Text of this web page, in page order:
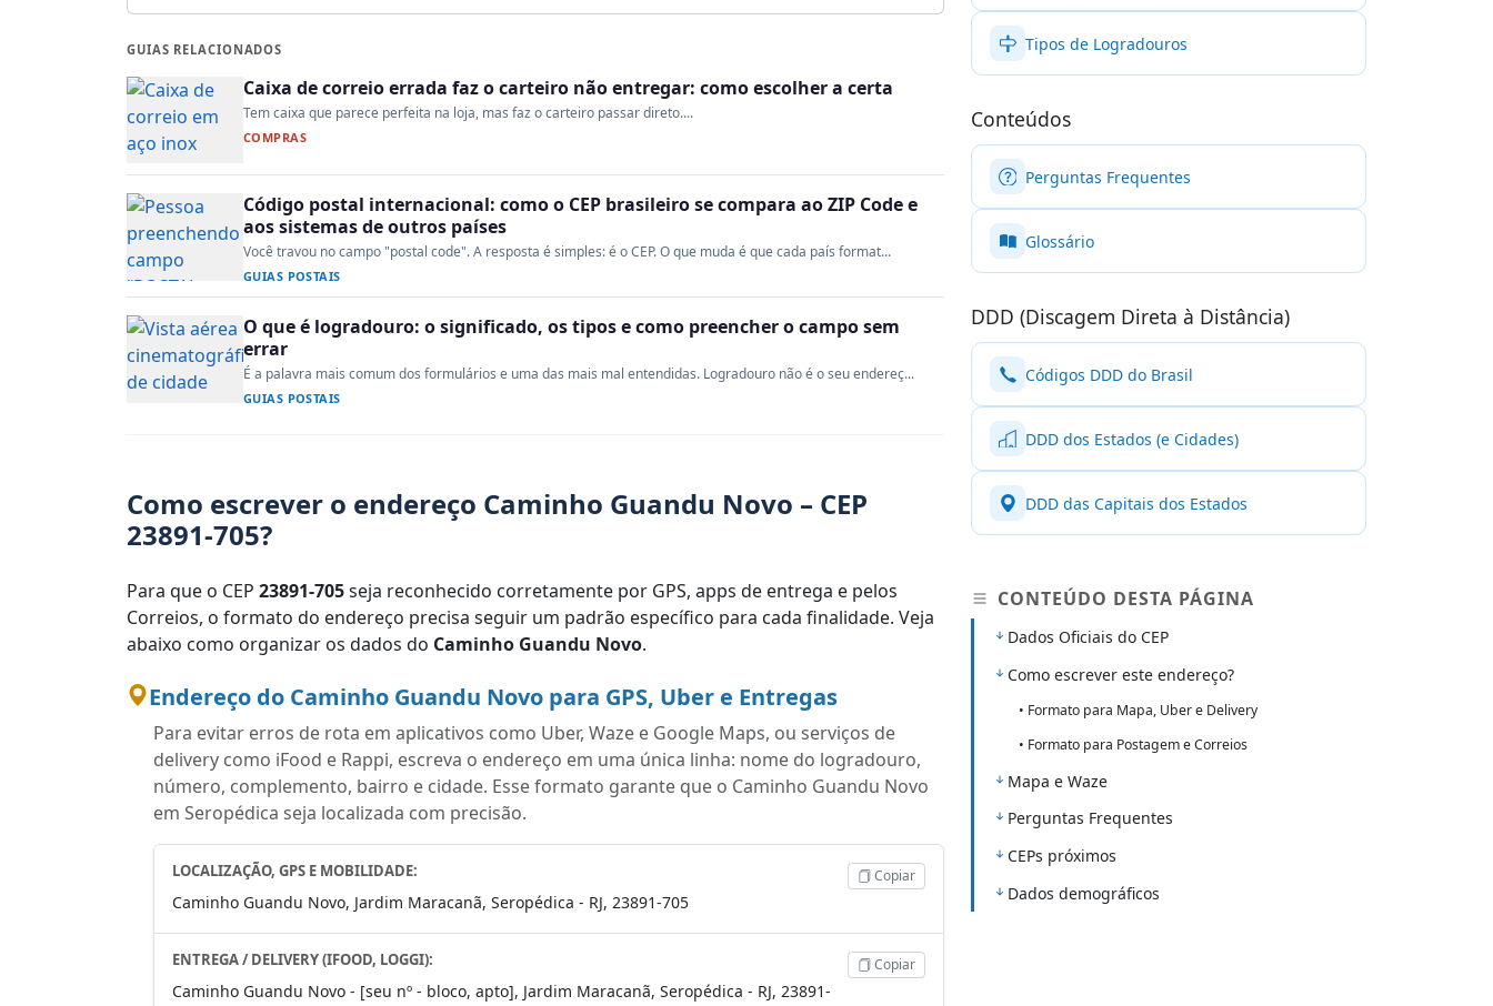
GUIAS RELACIONADOS
Caixa de correio errada faz o carteiro não entregar: como escolher a certa
Tem caixa que parece perfeita na loja, mas faz o carteiro passar direto....
COMPRAS
Código postal internacional: como o CEP brasileiro se compara ao ZIP Code e
aos sistemas de outros países
Você travou no campo "postal code". A resposta é simples: é o CEP. O que muda é que cada país format...
GUIAS POSTAIS
O que é logradouro: o significado, os tipos e como preencher o campo sem
errar
É a palavra mais comum dos formulários e uma das mais mal entendidas. Logradouro não é o seu endereç...
GUIAS POSTAIS
Como escrever o endereço Caminho Guandu Novo – CEP
23891-705?
Para que o CEP 23891-705seja reconhecido corretamente por GPS, apps de entrega e pelos
Correios, o formato do endereço precisa seguir um padrão específico para cada finalidade. Veja
abaixo como organizar os dados do Caminho Guandu Novo.
Endereço do Caminho Guandu Novo para GPS, Uber e Entregas
Para evitar erros de rota em aplicativos como Uber, Waze e Google Maps, ou serviços de
delivery como iFood e Rappi, escreva o endereço em uma única linha: nome do logradouro,
número, complemento, bairro e cidade. Esse formato garante que o Caminho Guandu Novo
em Seropédica seja localizada com precisão.
LOCALIZAÇÃO, GPS E MOBILIDADE:
Caminho Guandu Novo, Jardim Maracanã, Seropédica - RJ, 23891-705
Copiar
ENTREGA / DELIVERY (IFOOD, LOGGI):
Caminho Guandu Novo - [seu nº - bloco, apto], Jardim Maracanã, Seropédica - RJ, 23891-
Copiar
Tipos de Logradouros
Conteúdos
Perguntas Frequentes
Glossário
DDD (Discagem Direta à Distância)
Códigos DDD do Brasil
DDD dos Estados (e Cidades)
DDD das Capitais dos Estados
CONTEÚDO DESTA PÁGINA
Dados Oficiais do CEP
Como escrever este endereço?
• Formato para Mapa, Uber e Delivery
• Formato para Postagem e Correios
Mapa e Waze
Perguntas Frequentes
CEPs próximos
Dados demográficos